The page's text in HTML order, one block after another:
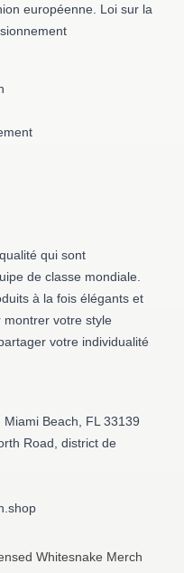
européenne. Loi sur la
qui sont
de classe mondiale.
à la fois élégants et
montrer votre style
votre individualité
Miami Beach, FL 33139
Road, district de
Whitesnake Merch